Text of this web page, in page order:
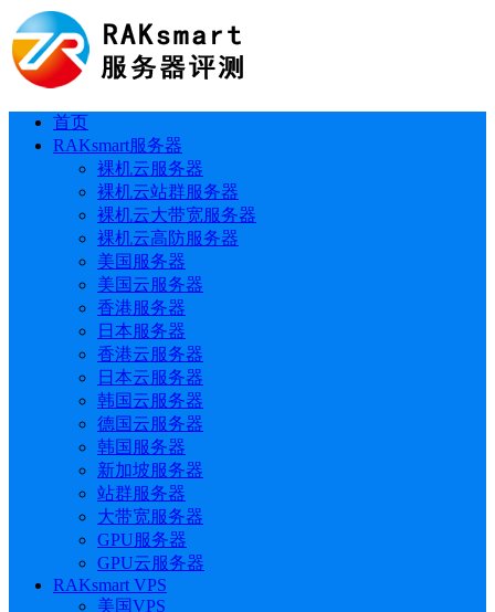
首页
RAKsmart服务器
裸机云服务器
裸机云站群服务器
裸机云大带宽服务器
裸机云高防服务器
美国服务器
美国云服务器
香港服务器
日本服务器
香港云服务器
日本云服务器
韩国云服务器
德国云服务器
韩国服务器
新加坡服务器
站群服务器
大带宽服务器
GPU服务器
GPU云服务器
RAKsmart VPS
美国VPS